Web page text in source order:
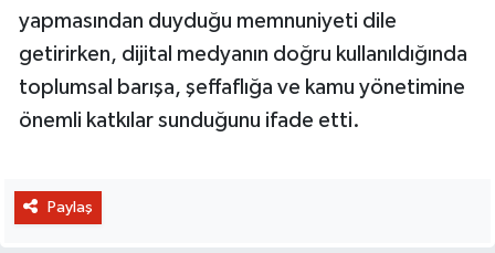
yapmasından duyduğu memnuniyeti dile
getirirken, dijital medyanın doğru kullanıldığında
toplumsal barışa, şeffaflığa ve kamu yönetimine
önemli katkılar sunduğunu ifade etti.
Paylaş